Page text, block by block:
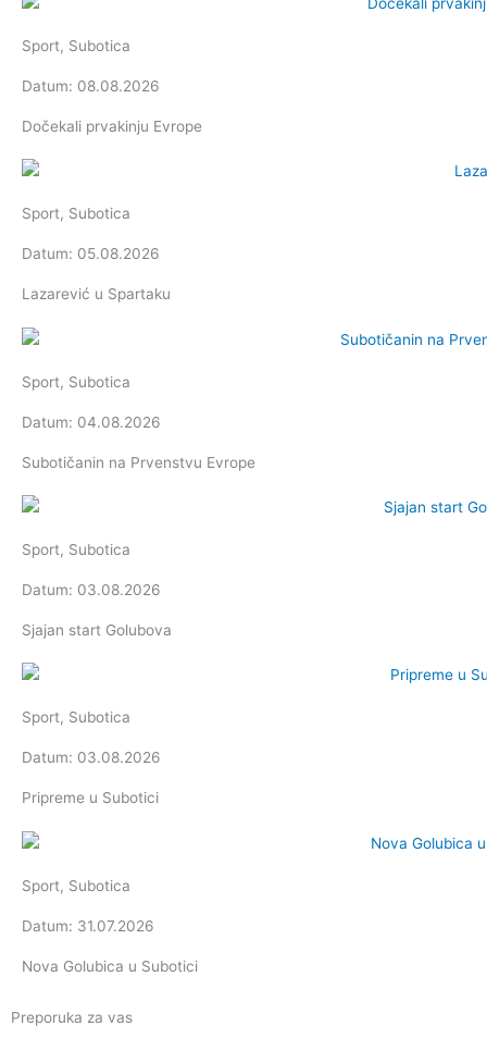
Sport, Subotica
Datum: 08.08.2026
Dočekali prvakinju Evrope
Sport, Subotica
Datum: 05.08.2026
Lazarević u Spartaku
Sport, Subotica
Datum: 04.08.2026
Subotičanin na Prvenstvu Evrope
Sport, Subotica
Datum: 03.08.2026
Sjajan start Golubova
Sport, Subotica
Datum: 03.08.2026
Pripreme u Subotici
Sport, Subotica
Datum: 31.07.2026
Nova Golubica u Subotici
Preporuka za vas